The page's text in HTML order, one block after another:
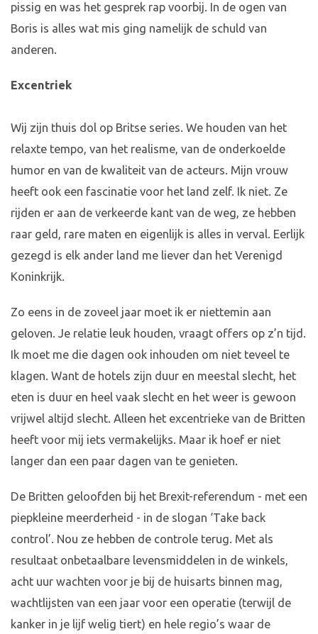
pissig en was het gesprek rap voorbij. In de ogen van
Boris is alles wat mis ging namelijk de schuld van
anderen.
Excentriek
Wij zijn thuis dol op Britse series. We houden van het
relaxte tempo, van het realisme, van de onderkoelde
humor en van de kwaliteit van de acteurs. Mijn vrouw
heeft ook een fascinatie voor het land zelf. Ik niet. Ze
rijden er aan de verkeerde kant van de weg, ze hebben
raar geld, rare maten en eigenlijk is alles in verval. Eerlijk
gezegd is elk ander land me liever dan het Verenigd
Koninkrijk.
Zo eens in de zoveel jaar moet ik er niettemin aan
geloven. Je relatie leuk houden, vraagt offers op z’n tijd.
Ik moet me die dagen ook inhouden om niet teveel te
klagen. Want de hotels zijn duur en meestal slecht, het
eten is duur en heel vaak slecht en het weer is gewoon
vrijwel altijd slecht. Alleen het excentrieke van de Britten
heeft voor mij iets vermakelijks. Maar ik hoef er niet
langer dan een paar dagen van te genieten.
De Britten geloofden bij het Brexit-referendum - met een
piepkleine meerderheid - in de slogan ‘Take back
control’. Nou ze hebben de controle terug. Met als
resultaat onbetaalbare levensmiddelen in de winkels,
acht uur wachten voor je bij de huisarts binnen mag,
wachtlijsten van een jaar voor een operatie (terwijl de
kanker in je lijf welig tiert) en hele regio’s waar de